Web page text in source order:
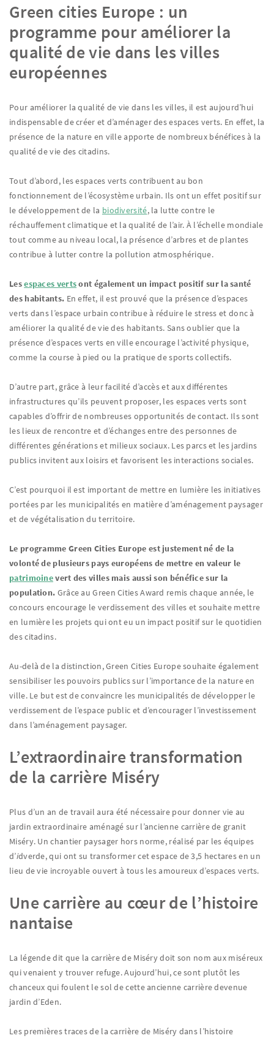
Green cities Europe : un
programme pour améliorer la
qualité de vie dans les villes
européennes
Pour améliorer la qualité de vie dans les villes, il est aujourd’hui
indispensable de créer et d’aménager des espaces verts. En effet, la
présence de la nature en ville apporte de nombreux bénéfices à la
qualité de vie des citadins.
Tout d’abord, les espaces verts contribuent au bon
fonctionnement de l’écosystème urbain. Ils ont un effet positif sur
le développement de la biodiversité, la lutte contre le
réchauffement climatique et la qualité de l’air. À l’échelle mondiale
tout comme au niveau local, la présence d’arbres et de plantes
contribue à lutter contre la pollution atmosphérique.
Lesespaces vertsont également un impact positif sur la santé
des habitants. En effet, il est prouvé que la présence d’espaces
verts dans l’espace urbain contribue à réduire le stress et donc à
améliorer la qualité de vie des habitants. Sans oublier que la
présence d’espaces verts en ville encourage l’activité physique,
comme la course à pied ou la pratique de sports collectifs.
D’autre part, grâce à leur facilité d’accès et aux différentes
infrastructures qu’ils peuvent proposer, les espaces verts sont
capables d’offrir de nombreuses opportunités de contact. Ils sont
les lieux de rencontre et d’échanges entre des personnes de
différentes générations et milieux sociaux. Les parcs et les jardins
publics invitent aux loisirs et favorisent les interactions sociales.
C’est pourquoi il est important de mettre en lumière les initiatives
portées par les municipalités en matière d’aménagement paysager
et de végétalisation du territoire.
Le programme Green Cities Europe est justement né de la
volonté de plusieurs pays européens de mettre en valeur le
patrimoinevert des villes mais aussi son bénéfice sur la
population. Grâce au Green Cities Award remis chaque année, le
concours encourage le verdissement des villes et souhaite mettre
en lumière les projets qui ont eu un impact positif sur le quotidien
des citadins.
Au-delà de la distinction, Green Cities Europe souhaite également
sensibiliser les pouvoirs publics sur l’importance de la nature en
ville. Le but est de convaincre les municipalités de développer le
verdissement de l’espace public et d’encourager l’investissement
dans l’aménagement paysager.
L’extraordinaire transformation
de la carrière Miséry
Plus d’un an de travail aura été nécessaire pour donner vie au
jardin extraordinaire aménagé sur l’ancienne carrière de granit
Miséry. Un chantier paysager hors norme, réalisé par les équipes
d’idverde, qui ont su transformer cet espace de 3,5 hectares en un
lieu de vie incroyable ouvert à tous les amoureux d’espaces verts.
Une carrière au cœur de l’histoire
nantaise
La légende dit que la carrière de Miséry doit son nom aux miséreux
qui venaient y trouver refuge. Aujourd’hui, ce sont plutôt les
chanceux qui foulent le sol de cette ancienne carrière devenue
jardin d’Eden.
Les premières traces de la carrière de Miséry dans l’histoire